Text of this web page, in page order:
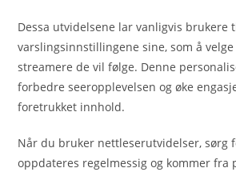
Dessa utvidelsene lar vanligvis brukere
varslingsinnstillingene sine, som å
streamere de vil følge. Denne
forbedre seeropplevelsen og øke
foretrukket innhold.
Når du bruker nettleserutvidelser, sørg
oppdateres regelmessig og kommer fra